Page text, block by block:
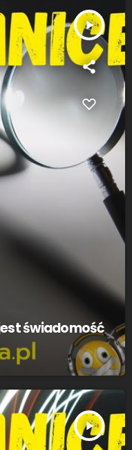
play_arrow
świadomość
play_arrow